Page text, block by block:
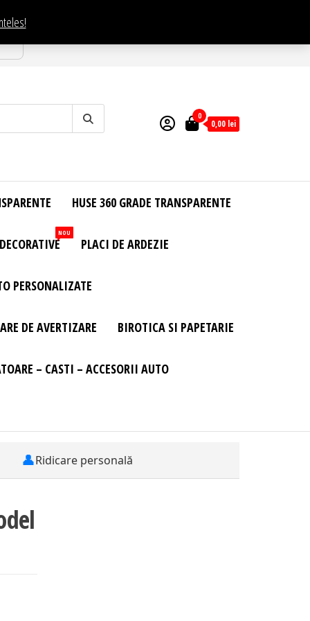
0
0,00 lei
HUSE 360 GRADE TRANSPARENTE
NOU
PLACI DE ARDEZIE
PERSONALIZATE
DE AVERTIZARE BIROTICA SI PAPETARIE
– CASTI – ACCESORII AUTO
👤Ridicare personală